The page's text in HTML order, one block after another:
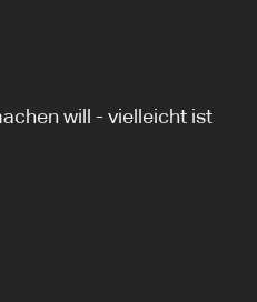
will - vielleicht ist